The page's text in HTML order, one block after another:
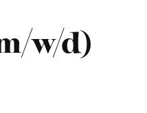
w/d)